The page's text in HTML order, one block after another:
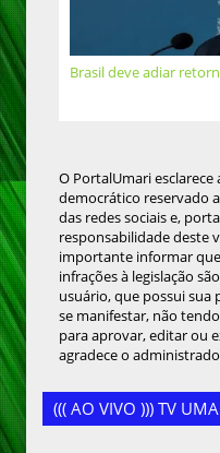
Brasil deve adiar
O PortalUmari
democrático reservado
das redes sociais e,
responsabilidade deste
importante informar
infrações à legislação
usuário, que possui sua
se manifestar, não
para aprovar, editar ou
agradece o
((( AO VIVO ))) TV